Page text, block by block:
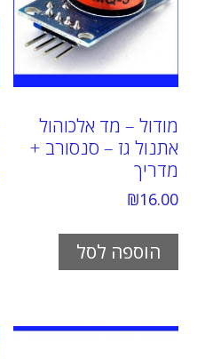
מודול – מד אלכוהול
אתנול גז – סנסורב +
מדריך
₪16.00
הוספה לסל